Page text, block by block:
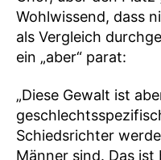
Wohlwissend, dass
als Vergleich
ein „aber“ parat:
„Diese Gewalt ist
Schiedsrichter
Männer sind. Das